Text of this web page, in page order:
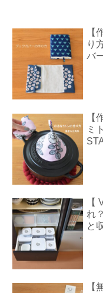
【
り
バ
【
ミ
【
れ
と
【